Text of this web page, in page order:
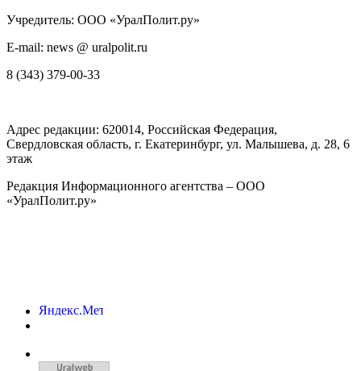
Учредитель: ООО «УралПолит.ру»
E-mail: news @ uralpolit.ru
8 (343) 379-00-33
Адрес редакции: 620014, Российская Федерация,
Свердловская область, г. Екатеринбург, ул. Малышева, д. 28, 6
этаж
Редакция Информационного агентства – ООО
«УралПолит.ру»